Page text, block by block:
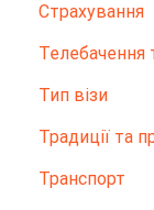
Страхування
Телебачення
Тип візи
Традиції та
Транспорт